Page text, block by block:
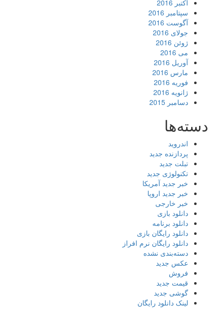
اکتبر 2016
سپتامبر 2016
آگوست 2016
جولای 2016
ژوئن 2016
می 2016
آوریل 2016
مارس 2016
فوریه 2016
ژانویه 2016
دسامبر 2015
دسته‌ها
اندروید
پردازنده جدید
تبلت جدید
تکنولوژی جدید
خبر جدید آمریکا
خبر جدید اروپا
خبر خارجی
دانلود بازی
دانلود برنامه
دانلود رایگان بازی
دانلود رایگان نرم افراز
دسته‌بندی نشده
عکس جدید
فروش
قیمت جدید
گوشی جدید
لینک دانلود رایگان